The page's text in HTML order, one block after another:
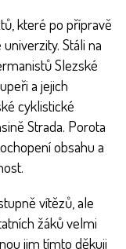
které po přípravě
Stáli na
Slezské
a jejich
cyklistické
Strada. Porota
obsahu a
vítězů, ale
žáků velmi
jim tímto děkuji